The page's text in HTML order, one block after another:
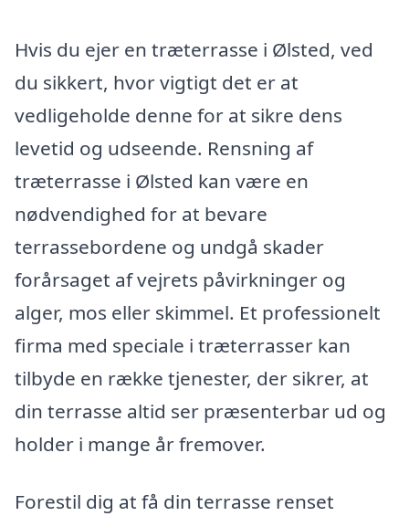
Hvis du ejer en træterrasse i Ølsted, ved
du sikkert, hvor vigtigt det er at
vedligeholde denne for at sikre dens
levetid og udseende. Rensning af
træterrasse i Ølsted kan være en
nødvendighed for at bevare
terrassebordene og undgå skader
forårsaget af vejrets påvirkninger og
alger, mos eller skimmel. Et professionelt
firma med speciale i træterrasser kan
tilbyde en række tjenester, der sikrer, at
din terrasse altid ser præsenterbar ud og
holder i mange år fremover.
Forestil dig at få din terrasse renset